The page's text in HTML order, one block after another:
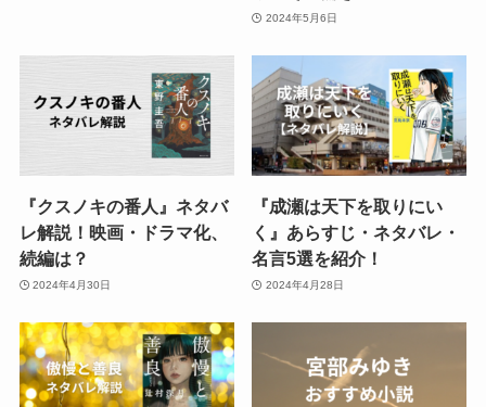
2024年5月6日
『クスノキの番人』ネタバ
レ解説！映画・ドラマ化、
続編は？
2024年4月30日
『成瀬は天下を取りにい
く』あらすじ・ネタバレ・
名言5選を紹介！
2024年4月28日